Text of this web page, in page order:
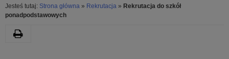
Jesteś tutaj: Strona główna » Rekrutacja » Rekrutacja do szkół
ponadpodstawowych
Drukuj